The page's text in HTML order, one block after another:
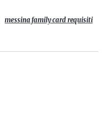
messina family card requisiti